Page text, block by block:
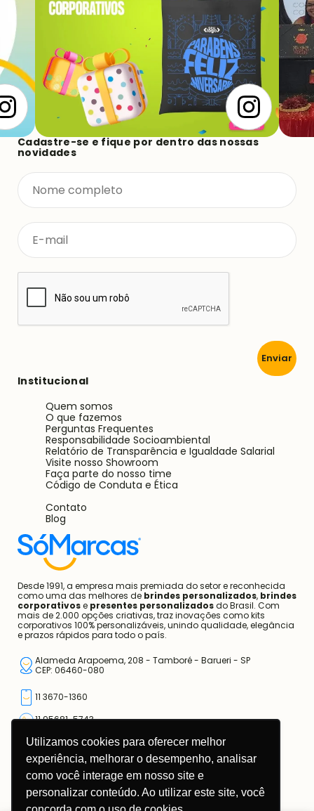
Utilizamos cookies para oferecer melhor
experiência, melhorar o desempenho, analisar
como você interage em nosso site e
personalizar conteúdo. Ao utilizar este site, você
Desde 1991, a empresa mais premiada do setor e reconhecida
como uma das melhores de brindes personalizados, brindes
corporativose presentes personalizadosdo Brasil. Com
mais de 2.000 opções criativas, traz inovações como kits
corporativos 100% personalizáveis, unindo qualidade, elegância
e prazos rápidos para todo o país.
Alameda Arapoema, 208 - Tamboré - Barueri - SP
CEP: 06460-080
11 3670-1360
11 95681-5743
atendimento@somarcas.com.br
Mais do que Brindes, Presentes Corporativos!
SO MARCAS COMERCIAL LTDA.
CNPJ: 67.308.981/0001-00
Institucional
Quem somos
O que fazemos
Perguntas Frequentes
Responsabilidade Socioambiental
Relatório de Transparência e Igualdade Salarial
Visite nosso Showroom
Faça parte do nosso time
Código de Conduta e Ética
Contato
Blog
Cadastre-se e fique por dentro das nossas
novidades
Enviar